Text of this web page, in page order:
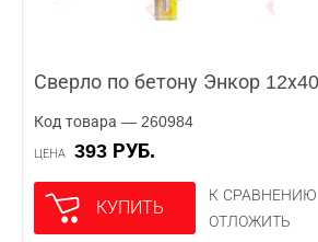
Сверло по бетону Энкор
Код товара — 260984
ЦЕНА 393 РУБ.
КУПИТЬ
К СРАВНЕНИЮ
ОТЛОЖИТЬ